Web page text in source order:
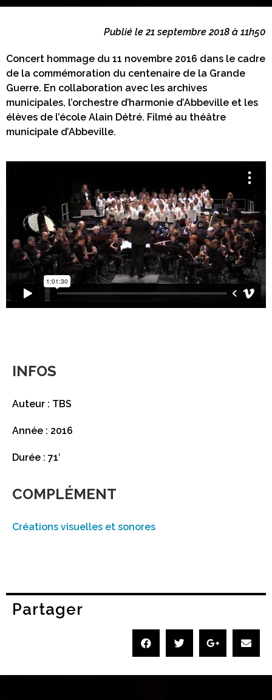
Publié le 21 septembre 2018 à 11h50
Concert hommage du 11 novembre 2016 dans le cadre
de la commémoration du centenaire de la Grande
Guerre. En collaboration avec les archives
municipales, l’orchestre d’harmonie d’Abbeville et les
élèves de l’école Alain Détré. Filmé au théâtre
municipale d’Abbeville.
INFOS
Auteur : TBS
Année : 2016
Durée : 71′
COMPLÉMENT
Créations visuelles et sonores
Partager